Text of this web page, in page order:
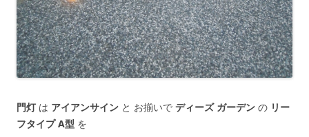
門灯は アイアンサイン と お揃いで ディーズ ガーデン の リー
フタイプ A型 を